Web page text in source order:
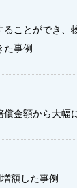
ることができ、
た事例
金額から大幅
額した事例